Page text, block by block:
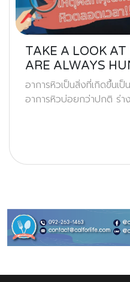
TAKE A LOOK
ARE ALWAYS
อาการหิวเป็นสิ่งที่เกิดขึ้นเ
อาการหิวบ่อยกว่าปกติ ร่